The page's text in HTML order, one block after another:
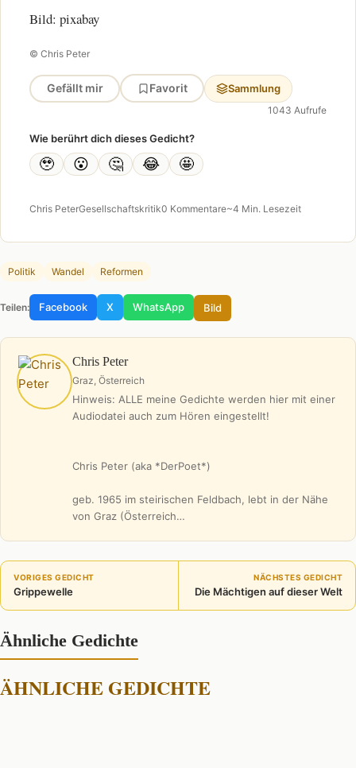
Bild: pixabay
© Chris Peter
Gefällt mir Favorit Sammlung
1043 Aufrufe
Wie berührt dich dieses Gedicht?
🥹 😮 🤔 😂 🤩
Chris PeterGesellschaftskritik0 Kommentare~4 Min. Lesezeit
Politik Wandel Reformen
Teilen: Facebook X WhatsApp Bild
Chris Peter
Graz, Österreich
Hinweis: ALLE meine Gedichte werden hier mit einer
Audiodatei auch zum Hören eingestellt!
Chris Peter (aka *DerPoet*)
geb. 1965 im steirischen Feldbach, lebt in der Nähe
von Graz (Österreich…
VORIGES GEDICHT
Grippewelle
NÄCHSTES GEDICHT
Die Mächtigen auf dieser Welt
Ähnliche Gedichte
ÄHNLICHE GEDICHTE